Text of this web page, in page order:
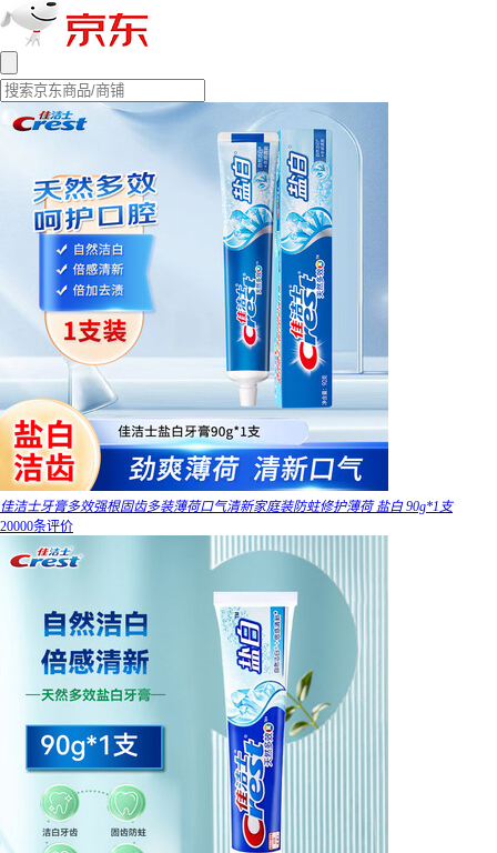
佳洁士牙膏多效强根固齿多装薄荷口气清新家庭装防蛀修护薄荷 盐白 90g*1支
20000条评价